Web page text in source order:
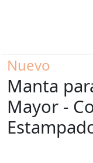
Nuevo
Manta
Mayor -